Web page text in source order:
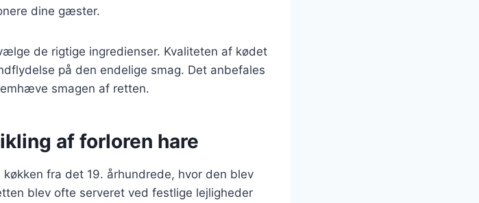
dine gæster.
de rigtige ingredienser. Kvaliteten af kødet
på den endelige smag. Det anbefales
smagen af retten.
af forloren hare
fra det 19. århundrede, hvor den blev
blev ofte serveret ved festlige lejligheder